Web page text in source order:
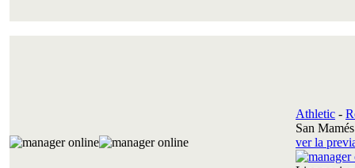
Athletic -
San
ver la